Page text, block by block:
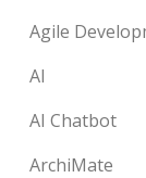
Agile
AI
AI Chatbot
ArchiMate